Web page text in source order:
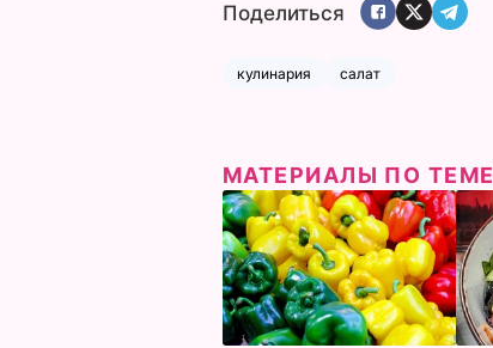
Поделиться
кулинария салат
МАТЕРИАЛЫ ПО ТЕМЕ